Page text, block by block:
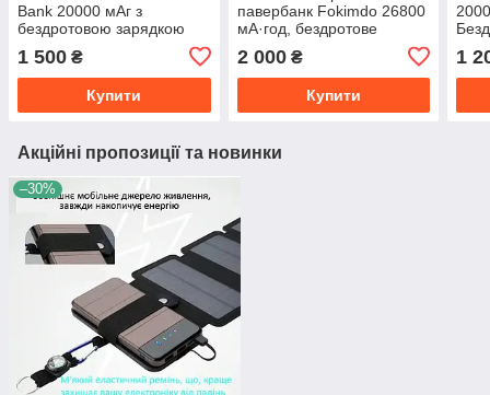
Bank 20000 мАг з
бездротовою зарядкою
Швидкий повербанк з
LED-дисплеєм
1 500 ₴
Купити
павербанк Fokimdo 26800
мА·год, бездротове
зовнішній акумулятор із 5
виходами
2 000₴
Купити
та
1
Акційні пропозиції та новинки
–30%